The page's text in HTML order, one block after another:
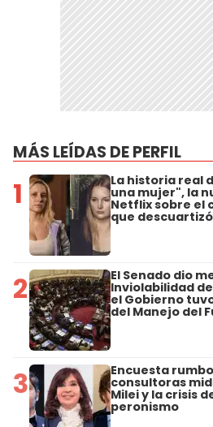
MÁS LEÍDAS DE PERFIL
1 La historia real
una mujer", la
Netflix sobre el
que
2 El Senado dio
Inviolabilidad
el Gobierno
del Manejo del
3 Encuesta
consultoras
Milei y la crisis
peronismo